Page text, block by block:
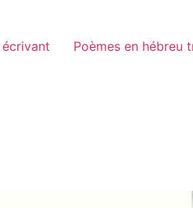
Poèmes en hébreu